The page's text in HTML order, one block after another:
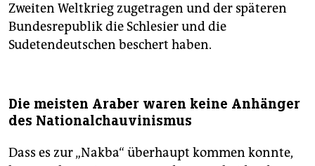
Zweiten Weltkrieg zugetragen und der späteren
Bundesrepublik die Schlesier und die
Sudetendeutschen beschert haben.
Die meisten Araber waren keine Anhänger
des Nationalchauvinismus
Dass es zur „Nakba“ überhaupt kommen konnte,